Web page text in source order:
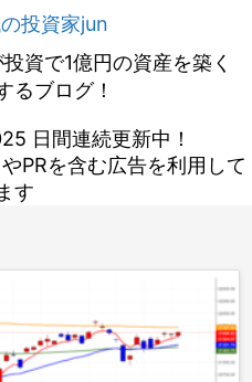
投資家jun
資で1億円の資産を築く
るブログ！
日間連続更新中！
PRを含む広告を利用して
す